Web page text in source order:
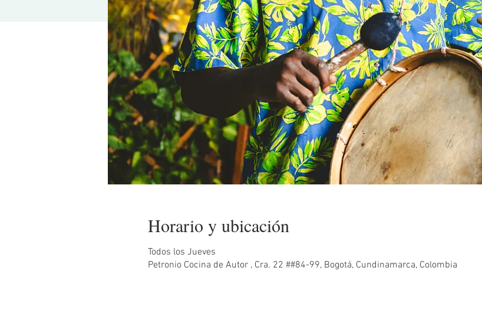
Horario y ubicación
Todos los Jueves
Petronio Cocina de Autor , Cra. 22 ##84-99, Bogotá, Cundinamarca, Colombia